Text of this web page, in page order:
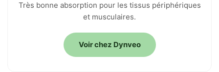
Très bonne absorption pour les tissus périphériques
et musculaires.
Voir chez Dynveo